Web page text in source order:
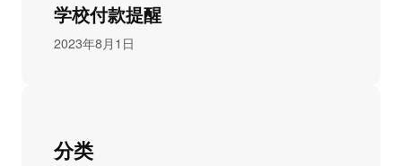
学校付款提醒
2023年8月1日
分类